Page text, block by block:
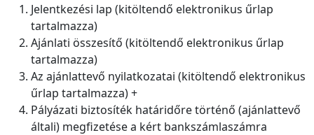
Jelentkezési lap (kitöltendő elektronikus űrlap
tartalmazza)
Ajánlati összesítő (kitöltendő elektronikus űrlap
tartalmazza)
Az ajánlattevő nyilatkozatai (kitöltendő elektronikus
űrlap tartalmazza) +
Pályázati biztosíték határidőre történő (ajánlattevő
általi) megfizetése a kért bankszámlaszámra